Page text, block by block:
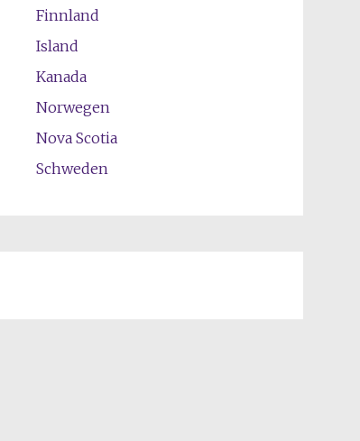
Finnland
Island
Kanada
Norwegen
Nova Scotia
Schweden